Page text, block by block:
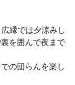
縁では夕涼みし
を囲んで夜まで
の団らんを楽し